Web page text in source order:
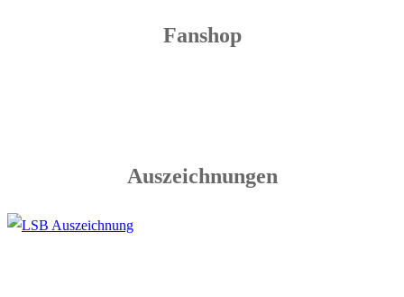
Fanshop
Auszeichnungen